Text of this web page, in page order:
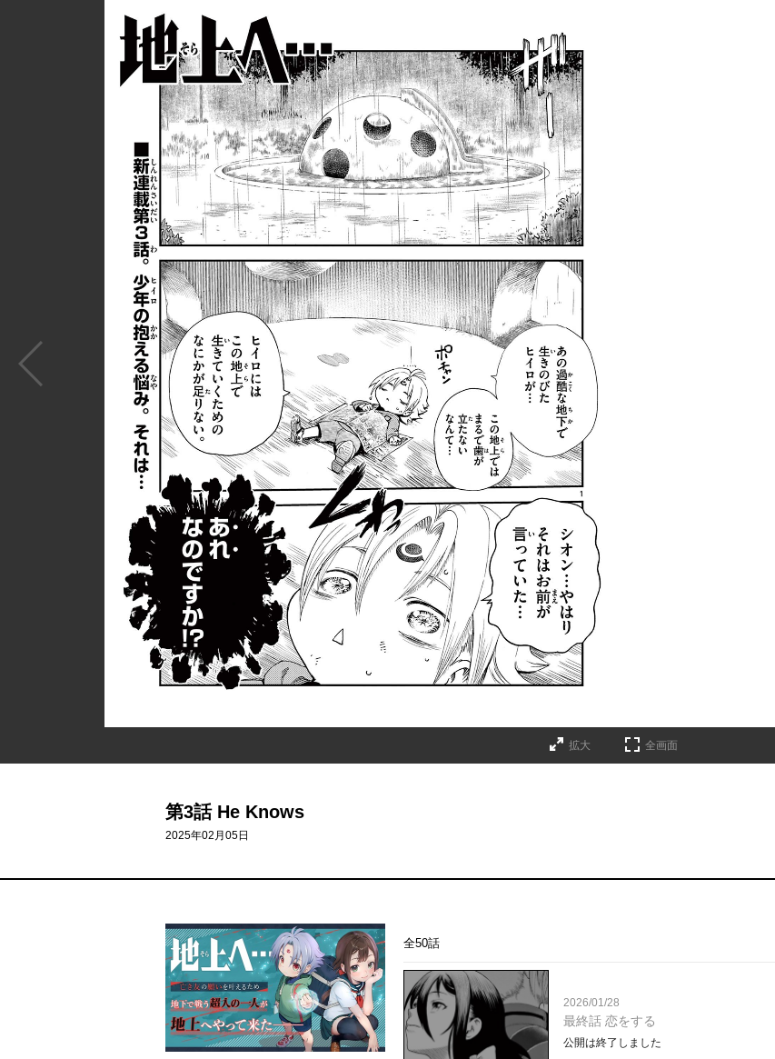
拡大 全画面
第3話 He Knows
2025年02月05日
全50話
2026/01/28
最終話 恋をする
公開は終了しました